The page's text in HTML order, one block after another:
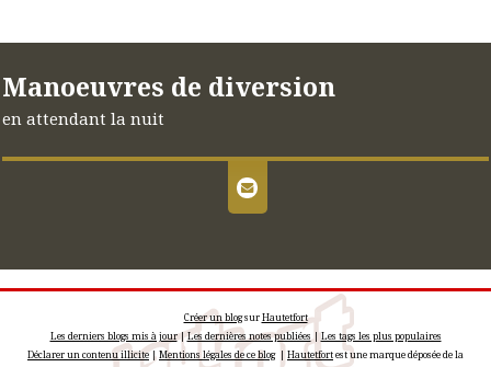
Manoeuvres de diversion
en attendant la nuit
Créer un blogsurHautetfort
Les derniers blogs mis à jour|Les dernières notes publiées |Les tags les plus populaires
Déclarer un contenu illicite|Mentions légales de ce blog| Hautetfortest une marque déposée de la